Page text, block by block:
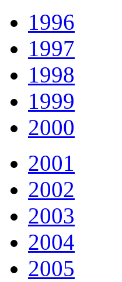
1996
1997
1998
1999
2000
2001
2002
2003
2004
2005